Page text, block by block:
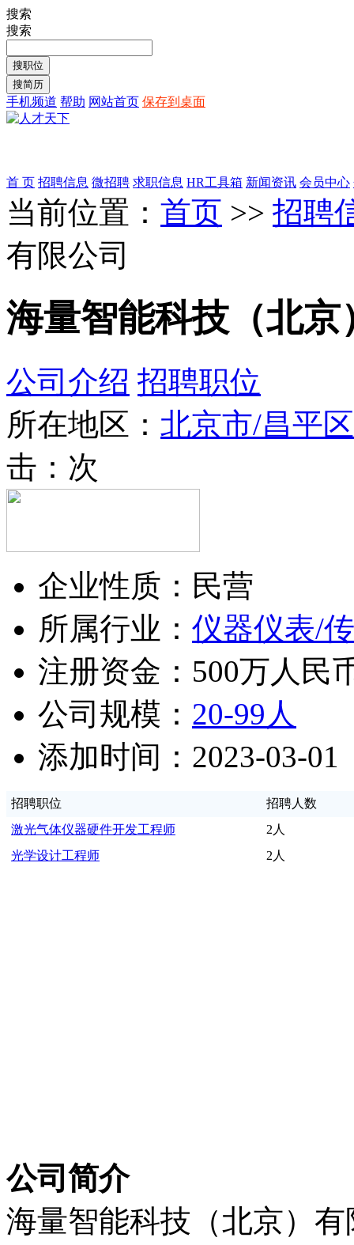
搜索
搜索
手机频道 帮助 网站首页 保存到桌面
首 页 招聘信息 微招聘 求职信息 HR工具箱 新闻资讯 会员中心
当前位置： 首页 >> 招聘
有限公司
海量智能科技（北京
公司介绍 招聘职位
所在地区： 北京市/昌平区
击： 次
企业性质：民营
所属行业： 仪器仪表/
注册资金：500万人民
公司规模： 20-99人
添加时间：2023-03-01
招聘职位
招聘人数
激光气体仪器硬件开发工程师
2人
光学设计工程师
2人
公司简介
海量智能科技（北京）